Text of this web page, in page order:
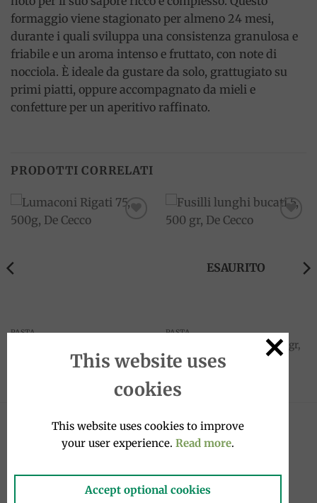
formaggio viene stagionato per almeno 24 mesi,
durante i quali sviluppa una consistenza granulosa e
friabile e un aroma intenso e fruttato, con note di
nocciola. È ideale da gustare da solo, grattugiato su
primi piatti, oppure accompagnato da mieli e
confetture per un aperitivo raffinato.
PRODOTTI CORRELATI
PASTA
ESAURITO
PASTA
Fusilli lunghi bucati 5, 500 gr,
De Cecco
2.99 €
NOVITÀ
Filetti di sardine sott'olio 580g, Tosi e
Raggini
This website uses
cookies
This website uses cookies to improve
your user experience. Read more.
Accept optional cookies